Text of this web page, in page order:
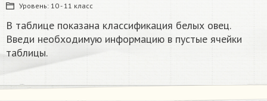
Уровень: 10 - 11 класс
В таблице показана классификация белых овец.
Введи необходимую информацию в пустые ячейки
таблицы.​